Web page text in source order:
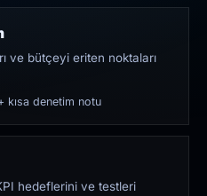
ve bütçeyi eriten noktaları
kısa denetim notu
hedeflerini ve testleri